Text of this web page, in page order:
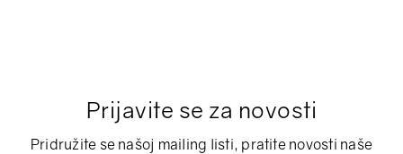
Prijavite se za novosti
Pridružite se našoj mailing listi, pratite novosti naše